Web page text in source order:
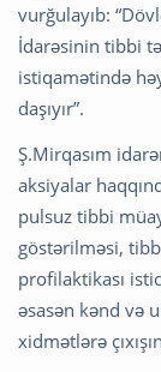
vurğulayıb:
İdarəsinin tibbi
istiqamətində
daşıyır”.
Ş.Mirqasım
aksiyalar
pulsuz tibbi
göstərilməsi,
profilaktikası
əsasən kənd və
xidmətlərə